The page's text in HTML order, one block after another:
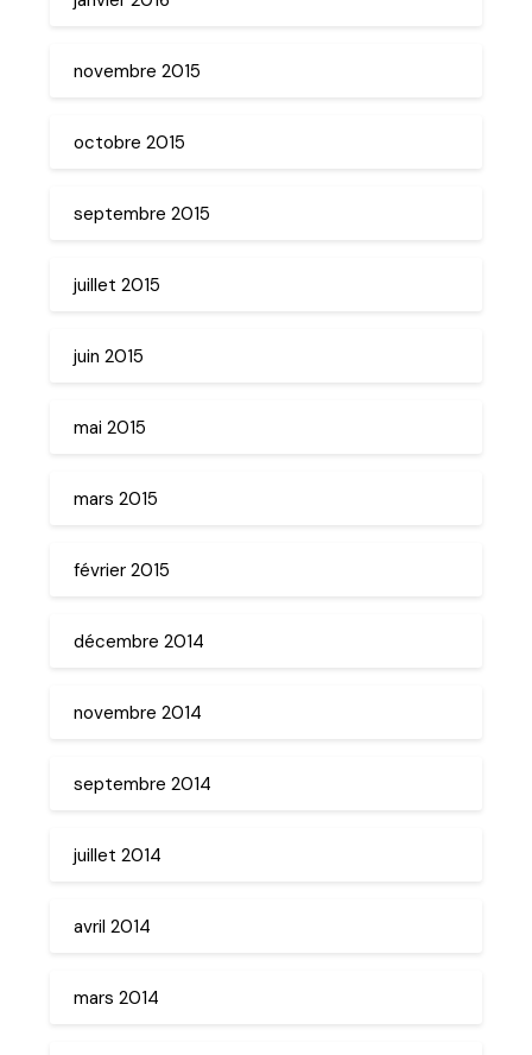
novembre 2015
octobre 2015
septembre 2015
juillet 2015
juin 2015
mai 2015
mars 2015
février 2015
décembre 2014
novembre 2014
septembre 2014
juillet 2014
avril 2014
mars 2014